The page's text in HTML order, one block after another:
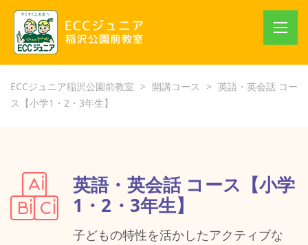
ECCジュニア稲沢公園前教室 > 開講コース > 英語・英会話 コー
ス【小学1・2・3年生】
英語・英会話 コース【小学
1・2・3年生】
子どもの特性を活かしたアクティブな